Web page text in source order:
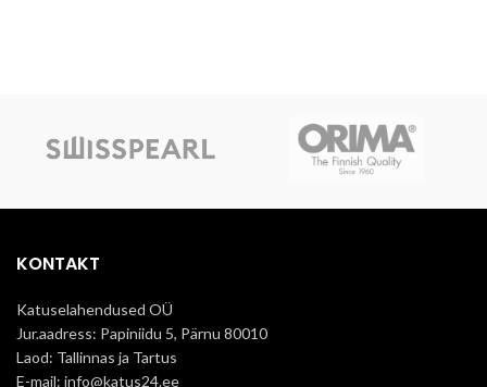
KONTAKT
Katuselahendused OÜ
Jur.aadress: Papiniidu 5, Pärnu 80010
Laod: Tallinnas ja Tartus
E-mail: info@katus24.ee